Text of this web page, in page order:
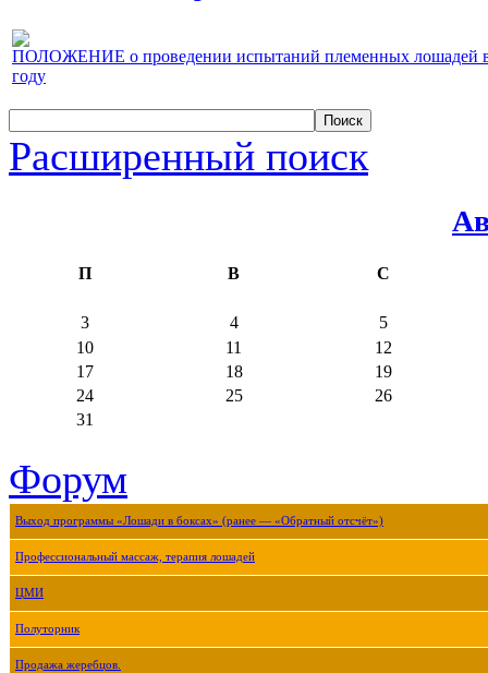
ПОЛОЖЕНИЕ о проведении испытаний племенных лошадей
году
Расширенный поиск
П В С
3 4
5
10
11
12
17
18
19
24
25
26
31
Форум
Выход программы «Лошади в боксах» (ранее — «Обратный отсчёт»)
Профессиональный массаж, терапия лошадей
ЦМИ
Полуторник
Продажа жеребцов.